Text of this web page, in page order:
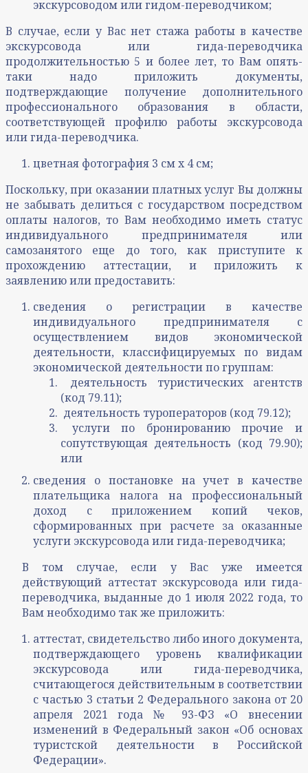
экскурсоводом или гидом-переводчиком;
В случае, если у Вас нет стажа работы в качестве
экскурсовода или гида-переводчика
продолжительностью 5 и более лет, то Вам опять-
таки надо приложить документы,
подтверждающие получение дополнительного
профессионального образования в области,
соответствующей профилю работы экскурсовода
или гида-переводчика.
цветная фотография 3 см х 4 см;
Поскольку, при оказании платных услуг Вы должны
не забывать делиться с государством посредством
оплаты налогов, то Вам необходимо иметь статус
индивидуального предпринимателя или
самозанятого еще до того, как приступите к
прохождению аттестации, и приложить к
заявлению или предоставить:
сведения о регистрации в качестве
индивидуального предпринимателя с
осуществлением видов экономической
деятельности, классифицируемых по видам
экономической деятельности по группам:
деятельность туристических агентств
(код 79.11);
деятельность туроператоров (код 79.12);
услуги по бронированию прочие и
сопутствующая деятельность (код 79.90);
или
сведения о постановке на учет в качестве
плательщика налога на профессиональный
доход с приложением копий чеков,
сформированных при расчете за оказанные
услуги экскурсовода или гида-переводчика;
В том случае, если у Вас уже имеется
действующий аттестат экскурсовода или гида-
переводчика, выданные до 1 июля 2022 года, то
Вам необходимо так же приложить:
аттестат, свидетельство либо иного документа,
подтверждающего уровень квалификации
экскурсовода или гида-переводчика,
считающегося действительным в соответствии
с частью 3 статьи 2 Федерального закона от 20
апреля 2021 года № 93-ФЗ «О внесении
изменений в Федеральный закон «Об основах
туристской деятельности в Российской
Федерации».